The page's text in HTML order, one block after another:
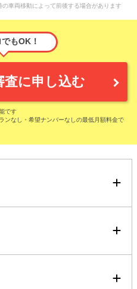
車両移動によって前後する場合があります
もOK！
査に申し込む
です
ンなし・希望ナンバーなしの最低月額料金で